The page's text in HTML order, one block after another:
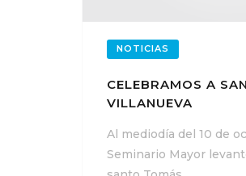
NOTICIAS
CELEBRAMOS A
VILLANUEVA
Al mediodía del 10 de
Seminario Mayor